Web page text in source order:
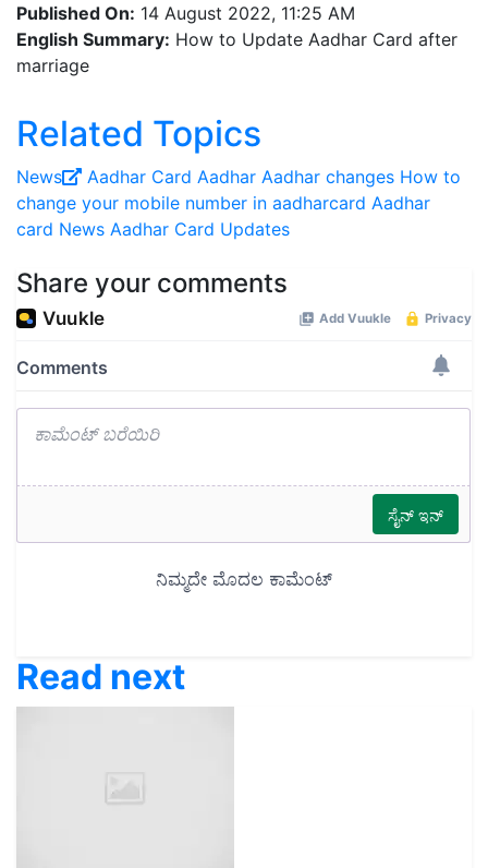
Published On: 14 August 2022, 11:25 AM
English Summary: How to Update Aadhar Card after
marriage
Related Topics
News Aadhar Card Aadhar Aadhar changes How to
change your mobile number in aadharcard Aadhar
card News Aadhar Card Updates
Share your comments
Read next